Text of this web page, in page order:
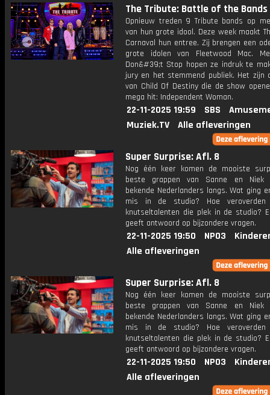
The Tribute: Battle of the Bands
Opnieuw treden 9 Tribute bands op
van hun grote idool. Deze week maakt
Carnaval hun entree. Zij brengen een
grote idolen van Fleetwood Mac.
Don&#39;t Stop hopen ze indruk te
jury en het stemmend publiek. Het zijn
van Child Of Destiny die de show
mega hit: Independent Woman.
22-11-2025 19:59 SBS
Muziek.TV
Alle afleveringen
Super Surprise: Afl. 8
Nog één keer komen de mooiste
beste grappen van Sanne en
bekende Nederlanders langs. Wat ging
mis in de studio? Hoe
knutseltalenten die plek in de studio?
geeft antwoord op bijzondere vragen.
22-11-2025 19:50 NPO3
Alle afleveringen
Super Surprise: Afl. 8
Nog één keer komen de mooiste
beste grappen van Sanne en
bekende Nederlanders langs. Wat ging
mis in de studio? Hoe
knutseltalenten die plek in de studio?
geeft antwoord op bijzondere vragen.
22-11-2025 19:50 NPO3
Alle afleveringen